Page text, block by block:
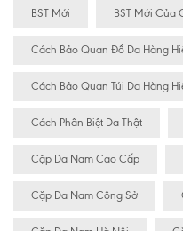
BST Mới BST Mới Của
Cách Bảo Quan Đồ Da Hàng
Cách Bảo Quan Túi Da Hàng
Cách Phân Biệt Da Thật
Cặp Da Nam Cao Cấp
Cặp Da Nam Công Sở